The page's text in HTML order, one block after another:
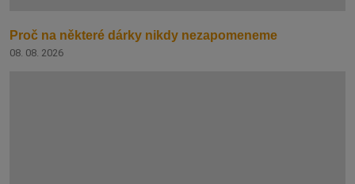
Proč na některé dárky nikdy nezapomeneme
08. 08. 2026